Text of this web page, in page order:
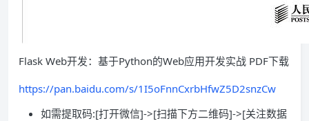
Flask Web开发：基于Python的Web应用开发实战 PDF下载
https://pan.baidu.com/s/1I5oFnnCxrbHfwZ5D2snzCw
如需提取码:[打开微信]->[扫描下方二维码]->[关注数据